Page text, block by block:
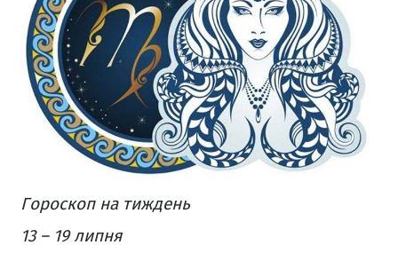
Гороскоп на тиждень
13 – 19 липня